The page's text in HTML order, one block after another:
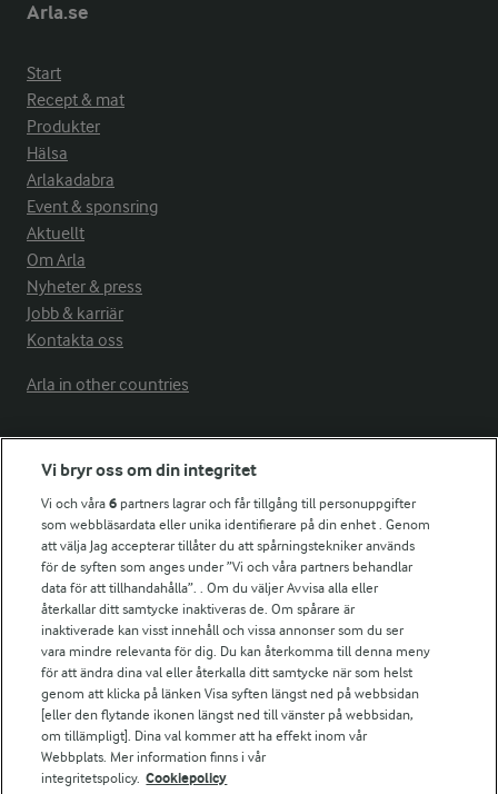
Arla.se
Start
Recept & mat
Produkter
Hälsa
Arlakadabra
Event & sponsring
Aktuellt
Om Arla
Nyheter & press
Jobb & karriär
Kontakta oss
Arla in other countries
Fler Arlasajter
För ägare
Arlas kundportal
Arla.com
Falbygdens Ost
Arla webbshop
Bildbank
Följ oss
Vi bryr oss om din integritet
Vi och våra6 partners lagrar och får tillgång till personuppgifter
som webbläsardata eller unika identifierare på din enhet . Genom
att välja Jag accepterar tillåter du att spårningstekniker används
för de syften som anges under ”Vi och våra partners behandlar
data för att tillhandahålla”. . Om du väljer Avvisa alla eller
återkallar ditt samtycke inaktiveras de. Om spårare är
inaktiverade kan visst innehåll och vissa annonser som du ser
vara mindre relevanta för dig. Du kan återkomma till denna meny
för att ändra dina val eller återkalla ditt samtycke när som helst
genom att klicka på länken Visa syften längst ned på webbsidan
[eller den flytande ikonen längst ned till vänster på webbsidan,
om tillämpligt]. Dina val kommer att ha effekt inom vår
Webbplats. Mer information finns i vår
integritetspolicy. Cookiepolicy